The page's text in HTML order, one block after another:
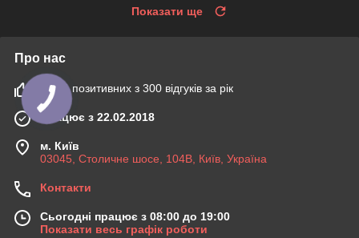
Показати ще
Про нас
100% позитивних з 300 відгуків за рік
Працює з 22.02.2018
м. Київ
03045, Столичне шосе, 104B, Київ, Україна
Контакти
Сьогодні працює з 08:00 до 19:00
Показати весь графік роботи